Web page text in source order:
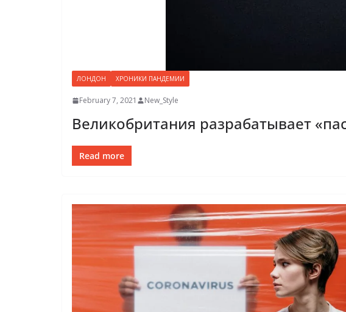
ЛОНДОН ХРОНИКИ ПАНДЕМИИ
February 7, 2021 New_Style
Великобритания разрабатывает
Read more